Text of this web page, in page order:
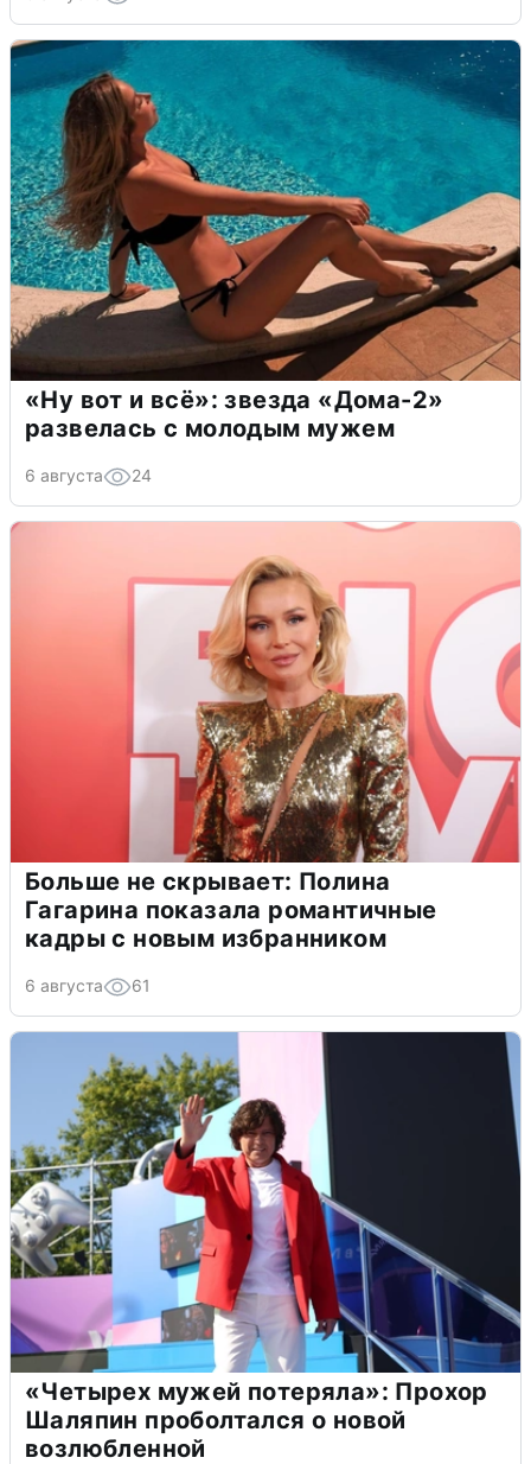
«Ну вот и всё»: звезда «Дома-2»
развелась с молодым мужем
6 августа 24
Больше не скрывает: Полина
Гагарина показала романтичные
кадры с новым избранником
6 августа 61
«Четырех мужей потеряла»: Прохор
Шаляпин проболтался о новой
возлюбленной